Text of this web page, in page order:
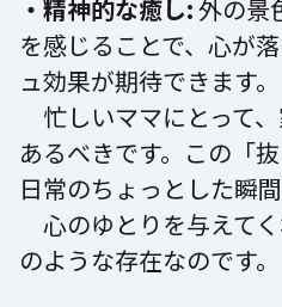
・精神的な癒し:外の景
を感じることで、心が
ュ効果が期待できます。
忙しいママにとって
あるべきです。この「
日常のちょっとした瞬
心のゆとりを与えて
のような存在なのです。